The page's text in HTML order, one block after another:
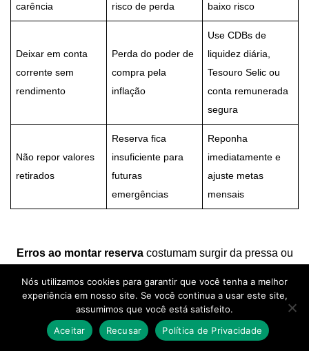
carência
risco de perda
baixo risco
Deixar em conta
corrente sem
rendimento
Perda do poder de
compra pela
inflação
Use CDBs de
liquidez diária,
Tesouro Selic ou
conta remunerada
segura
Não repor valores
retirados
Reserva fica
insuficiente para
futuras
emergências
Reponha
imediatamente e
ajuste metas
mensais
Erros ao montar reservacostumam surgir da pressa ou
Central e do SPC Brasil para entender usos inadequados
e proteger seu patrimônio.
Nós utilizamos cookies para garantir que você tenha a melhor
experiência em nosso site. Se você continua a usar este site,
assumimos que você está satisfeito.
Aceitar
Recusar Política de Privacidade